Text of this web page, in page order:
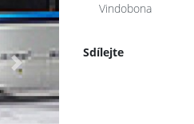
Next
Vindobona
Sdílejte